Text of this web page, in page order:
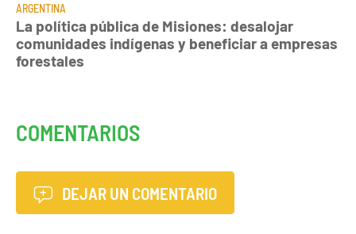
ARGENTINA
La política pública de Misiones: desalojar
comunidades indígenas y beneficiar a empresas
forestales
COMENTARIOS
DEJAR UN COMENTARIO